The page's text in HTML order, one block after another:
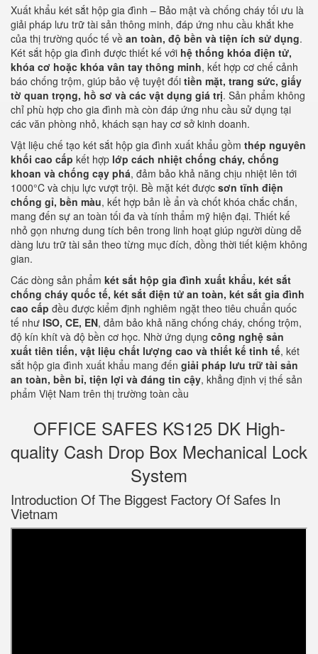
Xuất khẩu két sắt hộp gia đình – Bảo mật và chống cháy tối ưu là
giải pháp lưu trữ tài sản thông minh, đáp ứng nhu cầu khắt khe
của thị trường quốc tế về an toàn, độ bền và tiện ích sử dụng.
Két sắt hộp gia đình được thiết kế với hệ thống khóa điện tử,
khóa cơ hoặc khóa vân tay thông minh, kết hợp cơ chế cảnh
báo chống trộm, giúp bảo vệ tuyệt đối tiền mặt, trang sức, giấy
tờ quan trọng, hồ sơ và các vật dụng giá trị. Sản phẩm không
chỉ phù hợp cho gia đình mà còn đáp ứng nhu cầu sử dụng tại
các văn phòng nhỏ, khách sạn hay cơ sở kinh doanh.
Vật liệu chế tạo két sắt hộp gia đình xuất khẩu gồm thép nguyên
khối cao cấp kết hợp lớp cách nhiệt chống cháy, chống
khoan và chống cạy phá, đảm bảo khả năng chịu nhiệt lên tới
1000°C và chịu lực vượt trội. Bề mặt két được sơn tĩnh điện
chống gỉ, bền màu, kết hợp bản lề ẩn và chốt khóa chắc chắn,
mang đến sự an toàn tối đa và tính thẩm mỹ hiện đại. Thiết kế
nhỏ gọn nhưng dung tích bên trong linh hoạt giúp người dùng dễ
dàng lưu trữ tài sản theo từng mục đích, đồng thời tiết kiệm không
gian.
Các dòng sản phẩm két sắt hộp gia đình xuất khẩu, két sắt
chống cháy quốc tế, két sắt điện tử an toàn, két sắt gia đình
cao cấp đều được kiểm định nghiêm ngặt theo tiêu chuẩn quốc
tế như ISO, CE, EN, đảm bảo khả năng chống cháy, chống trộm,
độ kín khít và độ bền cơ học. Nhờ ứng dụng công nghệ sản
xuất tiên tiến, vật liệu chất lượng cao và thiết kế tinh tế, két
sắt hộp gia đình xuất khẩu mang đến giải pháp lưu trữ tài sản
an toàn, bền bỉ, tiện lợi và đáng tin cậy, khẳng định vị thế sản
phẩm Việt Nam trên thị trường toàn cầu
OFFICE SAFES KS125 DK High-
quality Cash Drop Box Mechanical Lock
System
Introduction Of The Biggest Factory Of Safes In
Vietnam